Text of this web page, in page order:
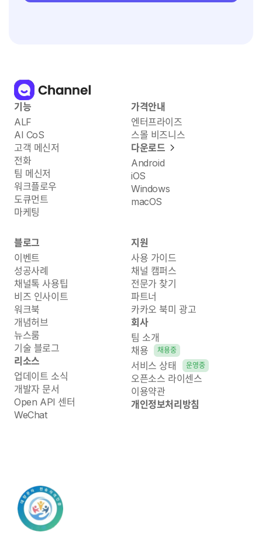
기능
ALF
AI CoS
고객 메신저
전화
팀 메신저
워크플로우
도큐먼트
마케팅
가격안내
엔터프라이즈
스몰 비즈니스
다운로드
Android
iOS
Windows
macOS
블로그
이벤트
성공사례
채널톡 사용팁
비즈 인사이트
워크북
개념허브
뉴스룸
기술 블로그
리소스
업데이트 소식
개발자 문서
Open API 센터
WeChat
지원
사용 가이드
채널 캠퍼스
전문가 찾기
파트너
카카오 북미 광고
회사
팀 소개
채용
채용중
서비스 상태 운영중
오픈소스 라이센스
이용약관
개인정보처리방침